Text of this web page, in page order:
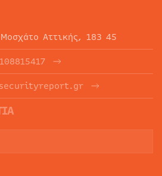
Αττικής, 183 45